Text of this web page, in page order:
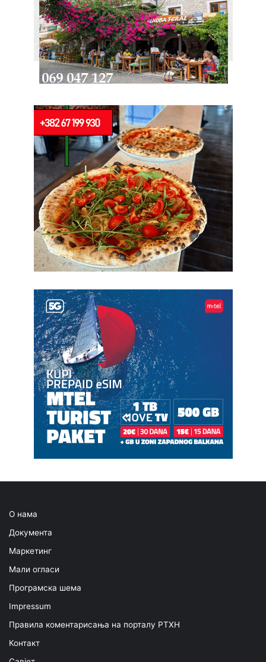
О нама
Документа
Маркетинг
Мали огласи
Програмска шема
Impressum
Правила коментарисања на порталу РТХН
Контакт